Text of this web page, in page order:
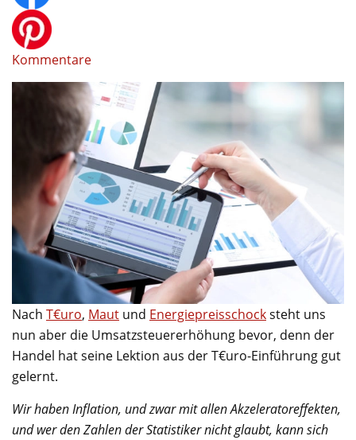
Kommentare
Nach T€uro, Maut und Energiepreisschocksteht uns
nun aber die Umsatzsteuererhöhung bevor, denn der
Handel hat seine Lektion aus der T€uro-Einführung gut
gelernt.
Wir haben Inflation, und zwar mit allen Akzeleratoreffekten,
und wer den Zahlen der Statistiker nicht glaubt, kann sich